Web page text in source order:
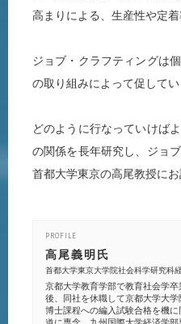
高まりによる、生産性や定
ジョブ・クラフティングは
の取り組みによって促してい
どのように行なっていけば
の関係を長年研究し、ジョ
首都大学東京の高尾教授にお
PROFILE
高尾義明氏
首都大学東京大学院社会科学研究科
京都大学教育学部で教育社会学
後、同社を休職して京都大学大学
博士課程への編入試験合格を機